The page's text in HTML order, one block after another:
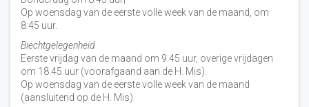
Op woensdag van de eerste volle week van de maand, om
8:45 uur.
Biechtgelegenheid
Eerste vrijdag van de maand om 9.45 uur, overige vrijdagen
om 18.45 uur (voorafgaand aan de H. Mis).
Op woensdag van de eerste volle week van de maand
(aansluitend op de H. Mis)